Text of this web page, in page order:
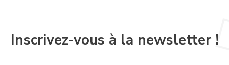
Inscrivez-vous à la newsletter !